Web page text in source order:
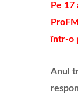
Pe
într-o
Anul